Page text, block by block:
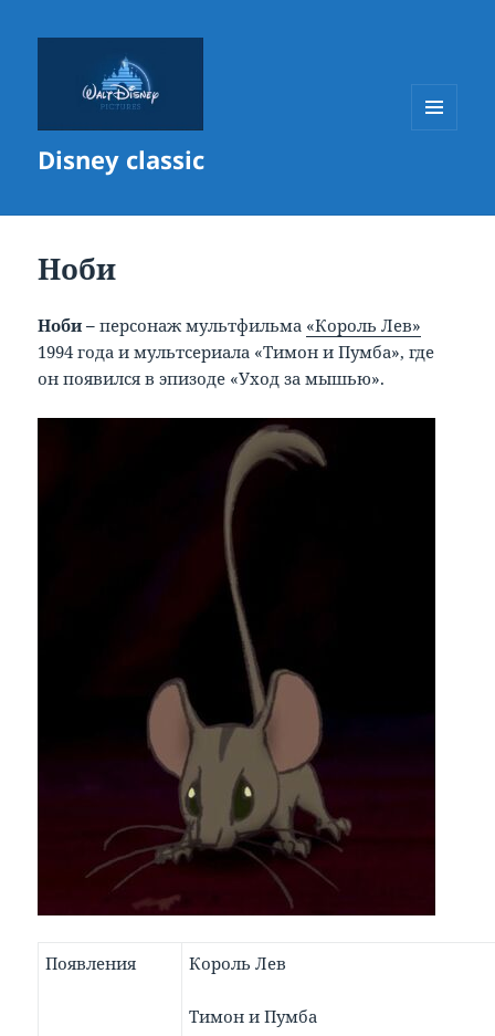
Disney classic
Ноби
Ноби –персонаж мультфильма «Король Лев»
1994 года и мультсериала «Тимон и Пумба», где
он появился в эпизоде «Уход за мышью».
Появления Король Лев
Тимон и Пумба